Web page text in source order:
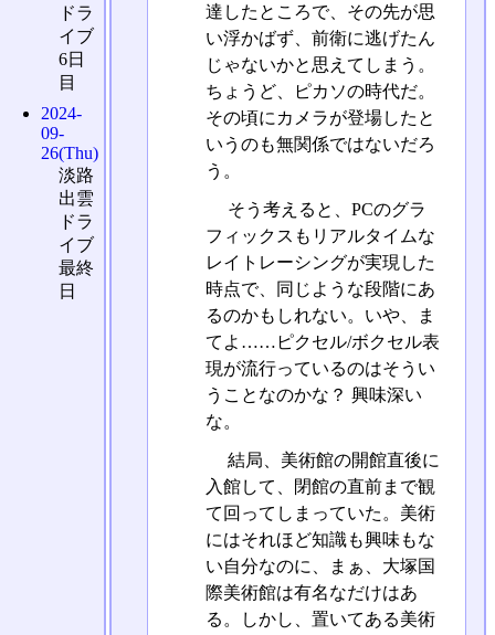
達したところで、その先が思
い浮かばず、前衛に逃げたん
じゃないかと思えてしまう。
ちょうど、ピカソの時代だ。
その頃にカメラが登場したと
いうのも無関係ではないだろ
う。
そう考えると、PCのグラ
フィックスもリアルタイムな
レイトレーシングが実現した
時点で、同じような段階にあ
るのかもしれない。いや、ま
てよ……ピクセル/ボクセル表
現が流行っているのはそうい
うことなのかな？ 興味深い
な。
結局、美術館の開館直後に
入館して、閉館の直前まで観
て回ってしまっていた。美術
にはそれほど知識も興味もな
い自分なのに、まぁ、大塚国
際美術館は有名なだけはあ
る。しかし、置いてある美術
ドラ
イブ
6日
目
2024-
09-
26(Thu)
淡路
出雲
ドラ
イブ
最終
日